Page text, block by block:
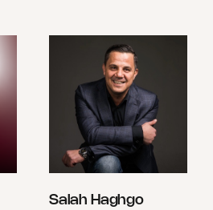
Salah Haghgo